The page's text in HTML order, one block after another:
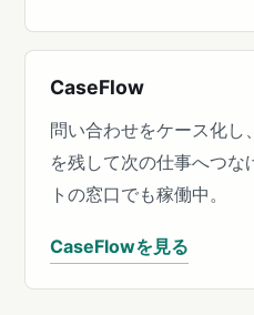
CaseFlow
問い合わせをケース化し
を残して次の仕事へつな
トの窓口でも稼働中。
CaseFlowを見る